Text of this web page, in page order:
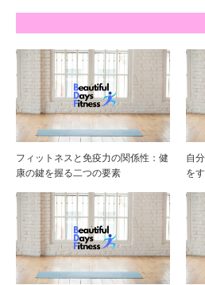
フィットネスと免疫力の関係性：健
康の鍵を握る二つの要素
自
を